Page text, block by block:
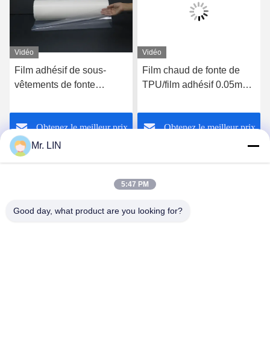
Vidéo
Film adhésif de sous-
vêtements de fonte
soutien-gorge TPU avec
le papier de libération
Obtenez le meilleur prix
Vidéo
Film chaud de fonte de
TPU/film adhésif 0.05mm
POTENTIEL
D'EXPLOSION pour des
Obtenez le meilleur prix
Guangdong Jinhonghai New Material
Mr. LIN
5:47 PM
Good day, what product are you looking for?